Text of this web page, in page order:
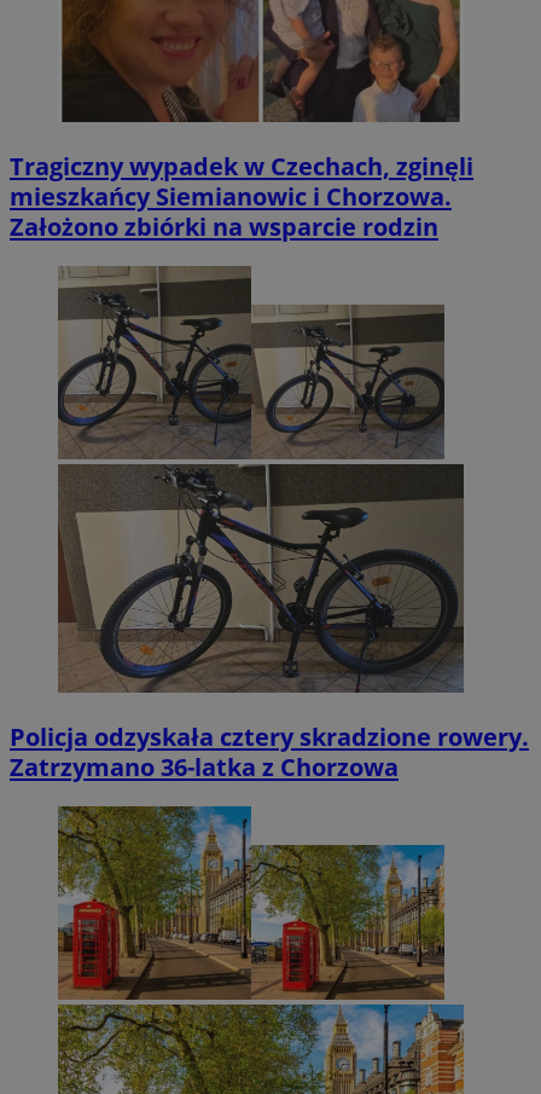
Tragiczny wypadek w Czechach, zginęli
mieszkańcy Siemianowic i Chorzowa.
Założono zbiórki na wsparcie rodzin
Policja odzyskała cztery skradzione rowery.
Zatrzymano 36-latka z Chorzowa